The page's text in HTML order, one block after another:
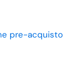
pre-acquisto